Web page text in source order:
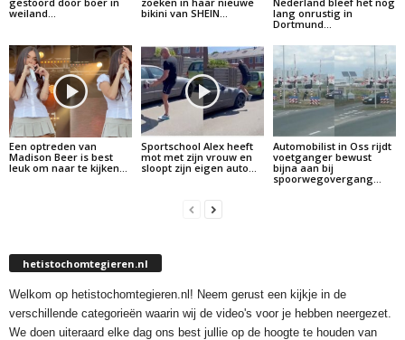
weiland…
bikini van SHEIN…
lang onrustig in
Dortmund…
Een optreden van
Madison Beer is best
leuk om naar te kijken…
Sportschool Alex heeft
mot met zijn vrouw en
sloopt zijn eigen auto…
Automobilist in Oss rijdt
voetganger bewust
bijna aan bij
spoorwegovergang…
hetistochomtegieren.nl
Welkom op hetistochomtegieren.nl! Neem gerust een kijkje in de
verschillende categorieën waarin wij de video's voor je hebben neergezet.
We doen uiteraard elke dag ons best jullie op de hoogte te houden van